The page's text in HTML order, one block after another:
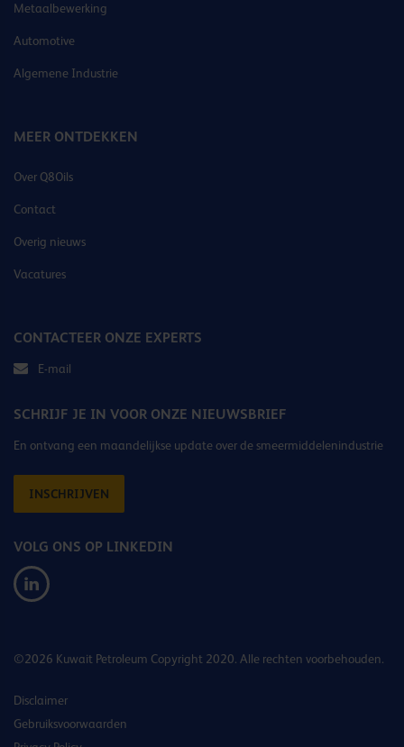
Metaalbewerking
Automotive
Algemene Industrie
MEER ONTDEKKEN
Over Q8Oils
Contact
Overig nieuws
Vacatures
CONTACTEER ONZE EXPERTS
E-mail
SCHRIJF JE IN VOOR ONZE NIEUWSBRIEF
En ontvang een maandelijkse update over de smeermiddelenindustrie
INSCHRIJVEN
VOLG ONS OP LINKEDIN
©2026 Kuwait Petroleum Copyright 2020. Alle rechten voorbehouden.
Disclaimer
Gebruiksvoorwaarden